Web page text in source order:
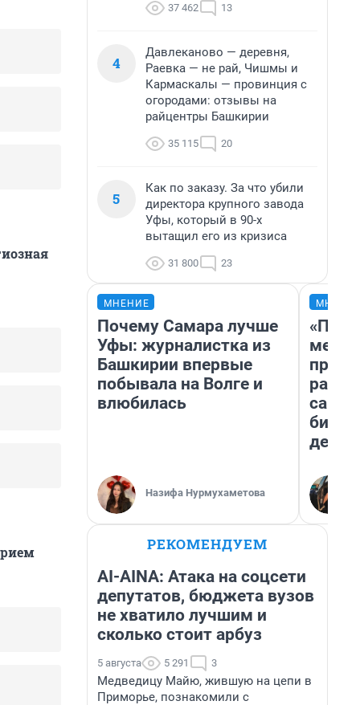
37 462 13
4
Давлеканово — деревня,
Раевка — не рай, Чишмы и
Кармаскалы — провинция с
огородами: отзывы на
райцентры Башкирии
35 115 20
5
Как по заказу. За что убили
директора крупного завода
Уфы, который в 90-х
вытащил его из кризиса
31 800 23
МНЕНИЕ
Почему Самара лучше
Уфы: журналистка из
Башкирии впервые
побывала на Волге и
влюбилась
Назифа Нурмухаметова
РЕКОМЕНДУЕМ
AI-AINA: Атака на соцсети
депутатов, бюджета вузов
не хватило лучшим и
сколько стоит арбуз
5 августа 5 291 3
Медведицу Майю, жившую на цепи в
Приморье, познакомили с